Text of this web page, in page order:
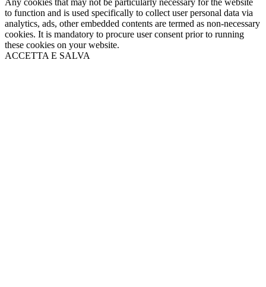
Any cookies that may not be particularly necessary for the website
to function and is used specifically to collect user personal data via
analytics, ads, other embedded contents are termed as non-necessary
cookies. It is mandatory to procure user consent prior to running
these cookies on your website.
ACCETTA E SALVA